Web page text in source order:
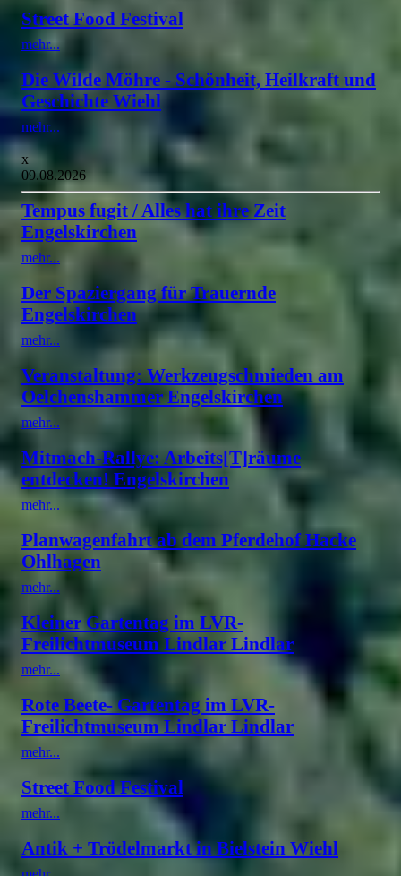
Street Food Festival
mehr...
Die Wilde Möhre - Schönheit, Heilkraft und
Geschichte Wiehl
mehr...
x
09.08.2026
Tempus fugit / Alles hat ihre Zeit
Engelskirchen
mehr...
Der Spaziergang für Trauernde
Engelskirchen
mehr...
Veranstaltung: Werkzeugschmieden am
Oelchenshammer Engelskirchen
mehr...
Mitmach-Rallye: Arbeits[T]räume
entdecken! Engelskirchen
mehr...
Planwagenfahrt ab dem Pferdehof Hacke
Ohlhagen
mehr...
Kleiner Gartentag im LVR-
Freilichtmuseum Lindlar Lindlar
mehr...
Rote Beete- Gartentag im LVR-
Freilichtmuseum Lindlar Lindlar
mehr...
Street Food Festival
mehr...
Antik + Trödelmarkt in Bielstein Wiehl